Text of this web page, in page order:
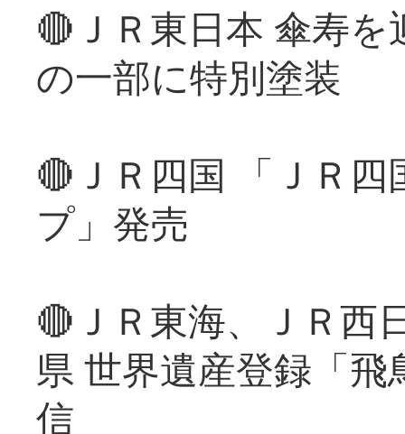
🔴ＪＲ東日本 傘寿
の一部に特別塗装
🔴ＪＲ四国 「ＪＲ
プ」発売
🔴ＪＲ東海、ＪＲ西
県 世界遺産登録「
信